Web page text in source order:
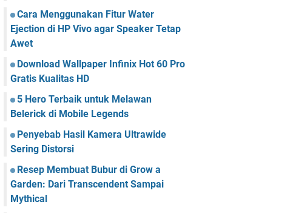
Cara Menggunakan Fitur Water
Ejection di HP Vivo agar Speaker Tetap
Awet
Download Wallpaper Infinix Hot 60 Pro
Gratis Kualitas HD
5 Hero Terbaik untuk Melawan
Belerick di Mobile Legends
Penyebab Hasil Kamera Ultrawide
Sering Distorsi
Resep Membuat Bubur di Grow a
Garden: Dari Transcendent Sampai
Mythical